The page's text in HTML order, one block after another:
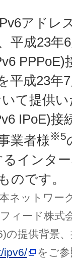
アドレ
平成23年
PPPoE)
平成23年
て提供
IPoE)接
業者様※5
るインタ
のです。
ネットワー
ィード株式
の提供背景
ipv6/
をご